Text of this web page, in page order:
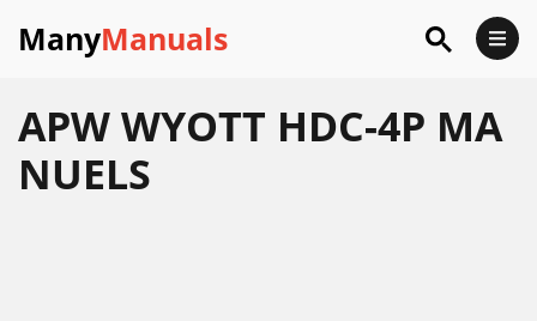
ManyManuals
APW WYOTT HDC-4P MA
NUELS